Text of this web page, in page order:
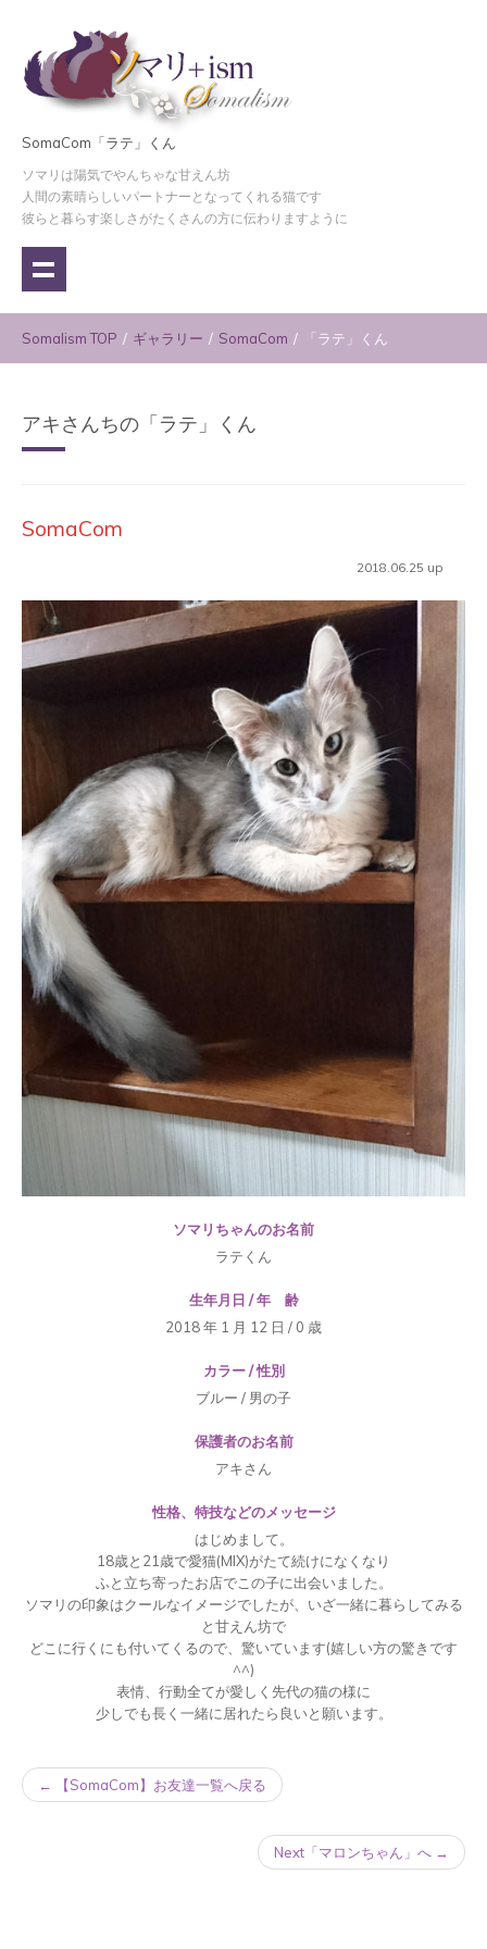
SomaCom「ラテ」くん
ソマリは陽気でやんちゃな甘えん坊
人間の素晴らしいパートナーとなってくれる猫です
彼らと暮らす楽しさがたくさんの方に伝わりますように
Somalism TOP / ギャラリー / SomaCom / 「ラテ」くん
アキさんちの「ラテ」くん
SomaCom
2018.06.25 up
ソマリちゃんのお名前
ラテくん
生年月日 / 年 齢
2018 年 1 月 12 日 / 0 歳
カラー / 性別
ブルー / 男の子
保護者のお名前
アキさん
性格、特技などのメッセージ
はじめまして。
18歳と21歳で愛猫(MIX)がたて続けになくなり
ふと立ち寄ったお店でこの子に出会いました。
ソマリの印象はクールなイメージでしたが、いざ一緒に暮らしてみる
と甘えん坊で
どこに行くにも付いてくるので、驚いています(嬉しい方の驚きです
^^)
表情、行動全てが愛しく先代の猫の様に
少しでも長く一緒に居れたら良いと願います。
← 【SomaCom】お友達一覧へ戻る
Next「マロンちゃん」へ →